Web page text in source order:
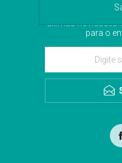
Subscreva a
últimas novidades.
para o